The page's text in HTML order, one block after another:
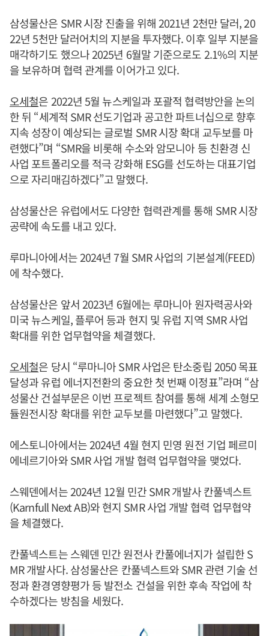
삼성물산은 SMR 시장 진출을 위해 2021년 2천만 달러, 20
22년 5천만 달러어치의 지분을 투자했다. 이후 일부 지분을
매각하기도 했으나 2025년 6월말 기준으로도 2.1%의 지분
을 보유하며 협력 관계를 이어가고 있다.
오세철은 2022년 5월 뉴스케일과 포괄적 협력방안을 논의
한 뒤 “세계적 SMR 선도기업과 공고한 파트너십으로 향후
지속 성장이 예상되는 글로벌 SMR 시장 확대 교두보를 마
련했다”며 “SMR을 비롯해 수소와 암모니아 등 친환경 신
사업 포트폴리오를 적극 강화해 ESG를 선도하는 대표기업
으로 자리매김하겠다”고 말했다.
삼성물산은 유럽에서도 다양한 협력관계를 통해 SMR 시장
공략에 속도를 내고 있다.
루마니아에서는 2024년 7월 SMR 사업의 기본설계(FEED)
에 착수했다.
삼성물산은 앞서 2023년 6월에는 루마니아 원자력공사와
미국 뉴스케일, 플루어 등과 현지 및 유럽 지역 SMR 사업
확대를 위한 업무협약을 체결했다.
오세철은 당시 “루마니아 SMR 사업은 탄소중립 2050 목표
달성과 유럽 에너지전환의 중요한 첫 번째 이정표”라며 “삼
성물산 건설부문은 이번 프로젝트 참여를 통해 세계 소형모
듈원전시장 확대를 위한 교두보를 마련했다”고 말했다.
에스토니아에서는 2024년 4월 현지 민영 원전 기업 페르미
에네르기아와 SMR 사업 개발 협력 업무협약을 맺었다.
스웨덴에서는 2024년 12월 민간 SMR 개발사 칸풀넥스트
(Karnfull Next AB)와 현지 SMR 사업 개발 협력 업무협약
을 체결했다.
칸풀넥스트는 스웨덴 민간 원전사 칸풀에너지가 설립한 S
MR 개발사다. 삼성물산은 칸풀넥스트와 SMR 관련 기술 선
정과 환경영향평가 등 발전소 건설을 위한 후속 작업에 착
수하겠다는 방침을 세웠다.